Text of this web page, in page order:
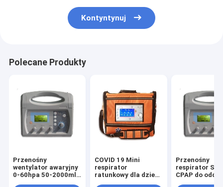
Kontyntynuj
Polecane Produkty
Przenośny
wentylator awaryjny
0-60hpa 50-2000ml
COVID 19 Mini
respirator
ratunkowy dla dzieci
Przenośny
respirator
CPAP do